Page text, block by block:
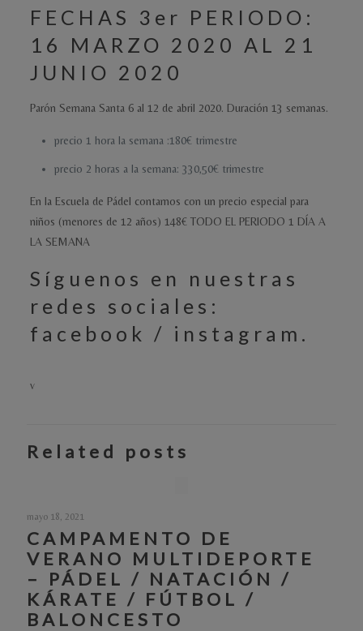
FECHAS 3er PERIODO:
16 MARZO 2020 AL 21
JUNIO 2020
Parón Semana Santa 6 al 12 de abril 2020. Duración 13 semanas.
precio 1 hora la semana :180€ trimestre
precio 2 horas a la semana: 330,50€ trimestre
En la Escuela de Pádel contamos con un precio especial para
niños (menores de 12 años) 148€ TODO EL PERIODO 1 DÍA A
LA SEMANA
Síguenos en nuestras
redes sociales:
facebook / instagram .
v
Related posts
mayo 18, 2021
CAMPAMENTO DE
VERANO MULTIDEPORTE
– PÁDEL / NATACIÓN /
KÁRATE / FÚTBOL /
BALONCESTO